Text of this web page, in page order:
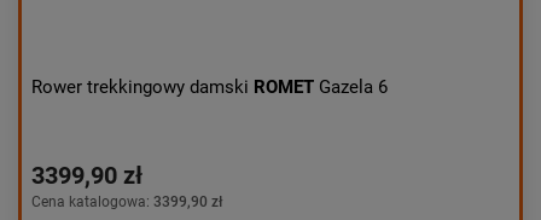
Rower trekkingowy damski ROMET Gazela 6
3399,90 zł
Cena katalogowa: 3399,90 zł